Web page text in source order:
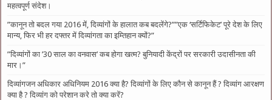
महत्वपूर्ण संदेश।
​”कानून तो बदल गया 2016 में, दिव्यांगों के हालात कब बदलेंगे?”​”एक ‘सर्टिफिकेट’ पूरे देश के लिए
मान्य, फिर भी हर दफ्तर में दिव्यांगता का इम्तिहान क्यों?”
​”दिव्यांगों का ’30 साल का वनवास’ कब होगा खत्म? बुनियादी केंद्रों पर सरकारी उदासीनता की
मार।”
दिव्यांगजन अधिकार अधिनियम 2016 क्या है? दिव्यांगों के लिए कौन से कानून हैं ? दिव्यांग आरक्षण
क्या है ? दिव्यांग को परेशान करे तो क्या करें?